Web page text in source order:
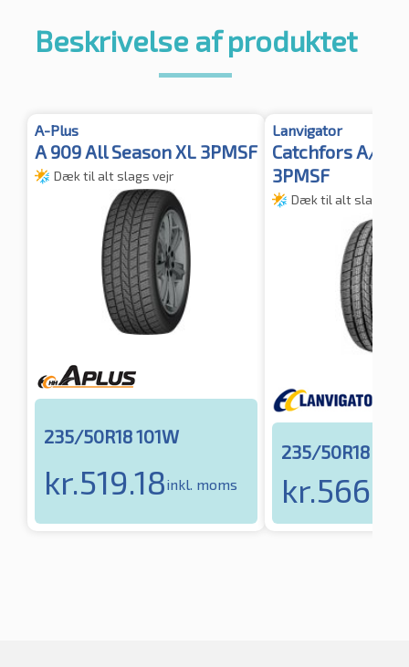
Beskrivelse af produktet
A-Plus
A 909 All Season XL 3PMSF
Dæk til alt slags vejr
235/50R18 101W
kr.519.18inkl. moms
Lanvigator
Catchfors A/S
3PMSF
Dæk til alt slags
235/50R18
kr.